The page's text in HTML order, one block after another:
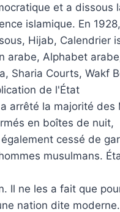
et a dissous
islamique. En
Hijab, Calendrier
arabe, Alphabet
Sharia Courts, Wakf
de l'État
arrêté la majorité des
en boîtes de nuit,
cessé de
musulmans.
Il ne les a fait que
nation dite